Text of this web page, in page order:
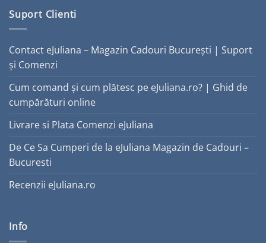
Suport Clienti
Contact eJuliana – Magazin Cadouri București | Suport
și Comenzi
Cum comand și cum plătesc pe eJuliana.ro? | Ghid de
cumpărături online
Livrare si Plata Comenzi eJuliana
De Ce Sa Cumperi de la eJuliana Magazin de Cadouri –
Bucuresti
Recenzii eJuliana.ro
Info